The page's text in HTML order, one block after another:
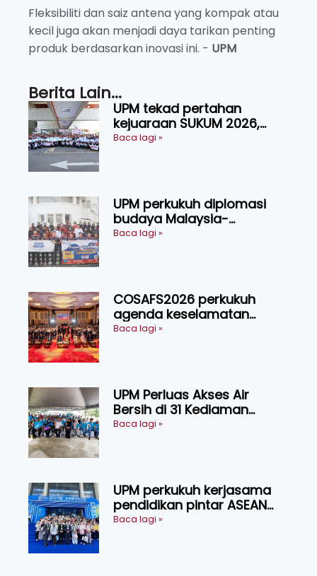
Fleksibiliti dan saiz antena yang kompak atau
kecil juga akan menjadi daya tarikan penting
produk berdasarkan inovasi ini. - UPM
Berita Lain...
UPM tekad pertahan
kejuaraan SUKUM 2026,
sasar 16 pingat emas
Baca lagi »
UPM perkukuh diplomasi
budaya Malaysia-
Indonesia melalui Narasi
Baca lagi »
COSAFS2026 perkukuh
agenda keselamatan
makanan, AgriHub pacu
Baca lagi »
UPM Perluas Akses Air
Bersih di 31 Kediaman
Orang Asli Tasik Chini
Baca lagi »
UPM perkukuh kerjasama
pendidikan pintar ASEAN
menerusi lawatan rasmi ke
Baca lagi »